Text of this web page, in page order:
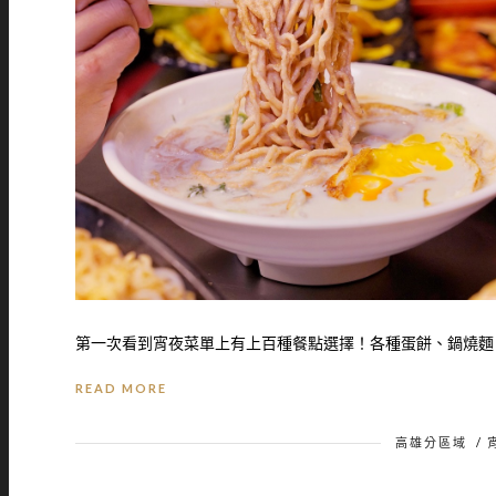
第一次看到宵夜菜單上有上百種餐點選擇！各種蛋餅、鍋燒
READ MORE
高雄分區域 /